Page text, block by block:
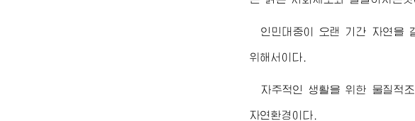
인민대중이 오랜 기간 자연을
위해서이다.
자주적인 생활을 위한 물질적
자연환경이다.